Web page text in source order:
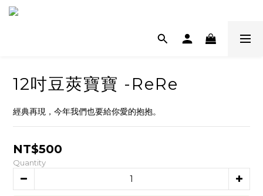
12吋豆莢寶寶 -ReRe
經典再現，今年我們也要給你愛的抱抱。
NT$500
Quantity